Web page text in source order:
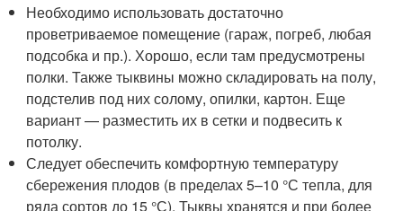
Необходимо использовать достаточно
проветриваемое помещение (гараж, погреб, любая
подсобка и пр.). Хорошо, если там предусмотрены
полки. Также тыквины можно складировать на полу,
подстелив под них солому, опилки, картон. Еще
вариант — разместить их в сетки и подвесить к
потолку.
Следует обеспечить комфортную температуру
сбережения плодов (в пределах 5–10 °С тепла, для
ряда сортов до 15 °С). Тыквы хранятся и при более